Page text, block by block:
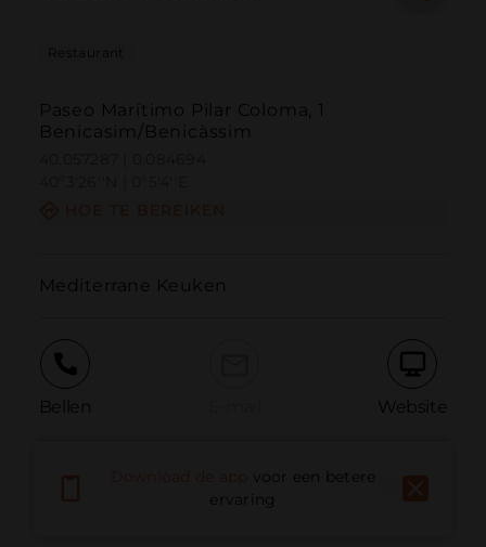
Restaurant
Paseo Marítimo Pilar Coloma, 1
Benicasim/Benicàssim
Mediterrane Keuken
Bellen Website
Probleem meldenvoor een betere
ervaring